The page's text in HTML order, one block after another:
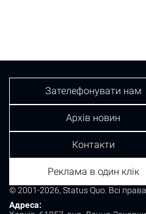
© 2001-2026, Status Quo. Всі права
Адреса:
Зателефонувати нам
Архів новин
Контакти
Реклама в один клік